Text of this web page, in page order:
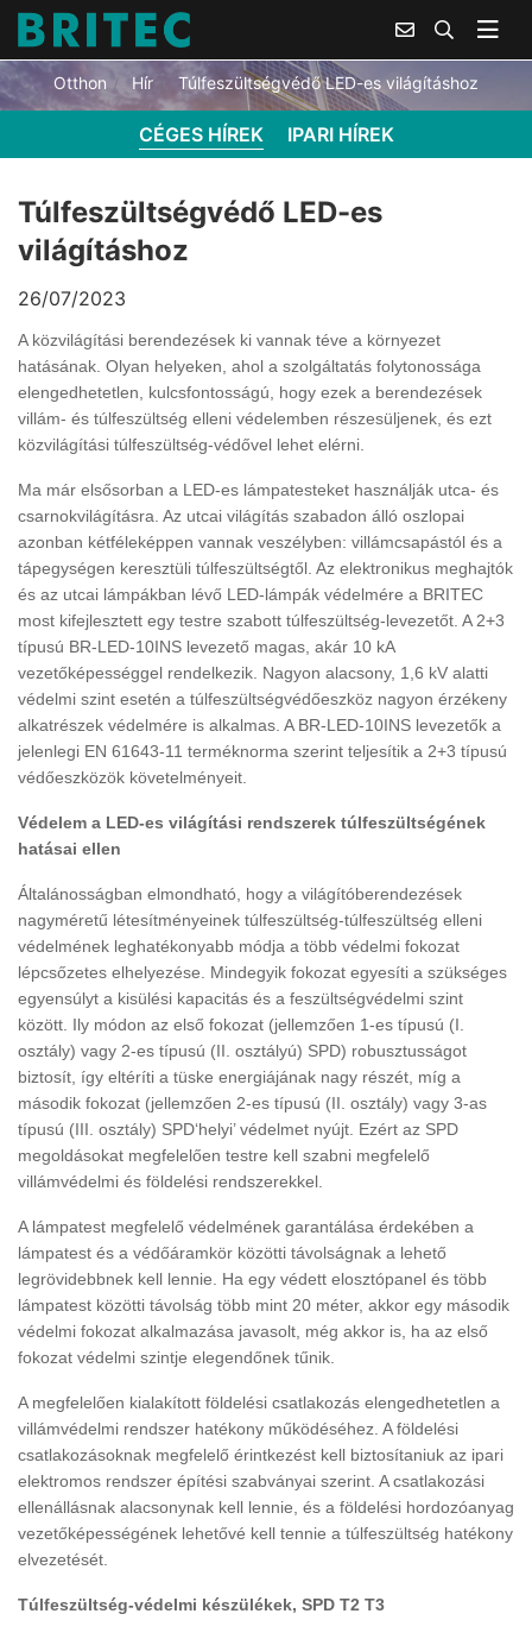
TÚLFESZÜLTSÉGVÉDŐ LED-ES VILÁGÍTÁSHOZ
Otthon Hír Túlfeszültségvédő LED-es világításhoz
CÉGES HÍREK IPARI HÍREK
Túlfeszültségvédő LED-es
világításhoz
26/07/2023
A közvilágítási berendezések ki vannak téve a környezet
hatásának. Olyan helyeken, ahol a szolgáltatás folytonossága
elengedhetetlen, kulcsfontosságú, hogy ezek a berendezések
villám- és túlfeszültség elleni védelemben részesüljenek, és ezt
közvilágítási túlfeszültség-védővel lehet elérni.
Ma már elsősorban a LED-es lámpatesteket használják utca- és
csarnokvilágításra. Az utcai világítás szabadon álló oszlopai
azonban kétféleképpen vannak veszélyben: villámcsapástól és a
tápegységen keresztüli túlfeszültségtől. Az elektronikus meghajtók
és az utcai lámpákban lévő LED-lámpák védelmére a BRITEC
most kifejlesztett egy testre szabott túlfeszültség-levezetőt. A 2+3
típusú BR-LED-10INS levezető magas, akár 10 kA
vezetőképességgel rendelkezik. Nagyon alacsony, 1,6 kV alatti
védelmi szint esetén a túlfeszültségvédőeszköz nagyon érzékeny
alkatrészek védelmére is alkalmas. A BR-LED-10INS levezetők a
jelenlegi EN 61643-11 terméknorma szerint teljesítik a 2+3 típusú
védőeszközök követelményeit.
Védelem a LED-es világítási rendszerek túlfeszültségének
hatásai ellen
Általánosságban elmondható, hogy a világítóberendezések
nagyméretű létesítményeinek túlfeszültség-túlfeszültség elleni
védelmének leghatékonyabb módja a több védelmi fokozat
lépcsőzetes elhelyezése. Mindegyik fokozat egyesíti a szükséges
egyensúlyt a kisülési kapacitás és a feszültségvédelmi szint
között. Ily módon az első fokozat (jellemzően 1-es típusú (I.
osztály) vagy 2-es típusú (II. osztályú) SPD) robusztusságot
biztosít, így eltéríti a tüske energiájának nagy részét, míg a
második fokozat (jellemzően 2-es típusú (II. osztály) vagy 3-as
típusú (III. osztály) SPD‘helyi’ védelmet nyújt. Ezért az SPD
megoldásokat megfelelően testre kell szabni megfelelő
villámvédelmi és földelési rendszerekkel.
A lámpatest megfelelő védelmének garantálása érdekében a
lámpatest és a védőáramkör közötti távolságnak a lehető
legrövidebbnek kell lennie. Ha egy védett elosztópanel és több
lámpatest közötti távolság több mint 20 méter, akkor egy második
védelmi fokozat alkalmazása javasolt, még akkor is, ha az első
fokozat védelmi szintje elegendőnek tűnik.
A megfelelően kialakított földelési csatlakozás elengedhetetlen a
villámvédelmi rendszer hatékony működéséhez. A földelési
csatlakozásoknak megfelelő érintkezést kell biztosítaniuk az ipari
elektromos rendszer építési szabványai szerint. A csatlakozási
ellenállásnak alacsonynak kell lennie, és a földelési hordozóanyag
vezetőképességének lehetővé kell tennie a túlfeszültség hatékony
elvezetését.
Túlfeszültség-védelmi készülékek, SPD T2 T3